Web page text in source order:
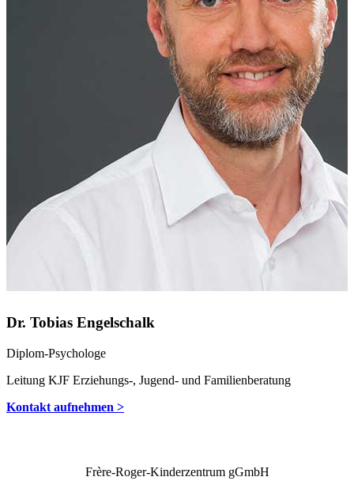
Dr. Tobias Engelschalk
Diplom-Psychologe
Leitung KJF Erziehungs-, Jugend- und Familienberatung
Kontakt aufnehmen >
Frère-Roger-Kinderzentrum gGmbH